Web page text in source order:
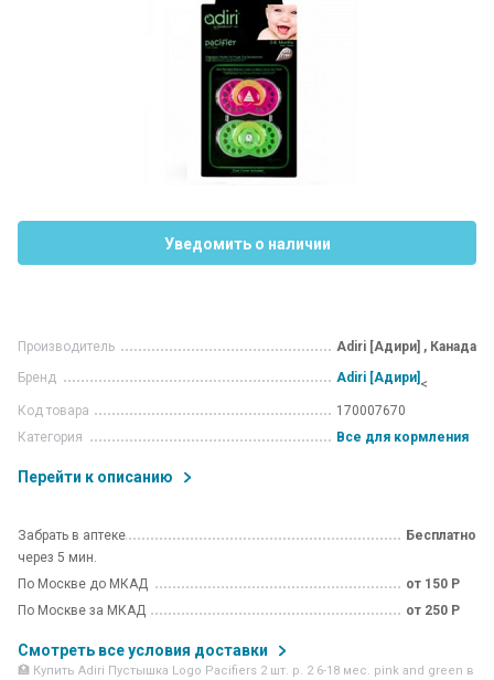
Уведомить о наличии
Производитель
Adiri [Адири] , Канада
Бренд
Adiri [Адири] <
Код товара
170007670
Категория
Все для кормления
Перейти к описанию
Забрать в аптеке
через 5 мин.
Бесплатно
По Москве до МКАД
от 150 Р
По Москве за МКАД
от 250 Р
Смотреть все условия доставки
🏥 Купить Adiri Пустышка Logo Pacifiers 2 шт. р. 2 6-18 мес. pink and green в